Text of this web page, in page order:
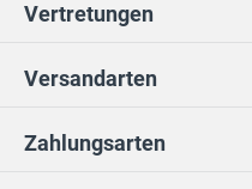
Vertretungen
Zahlungsarten
Versandarten